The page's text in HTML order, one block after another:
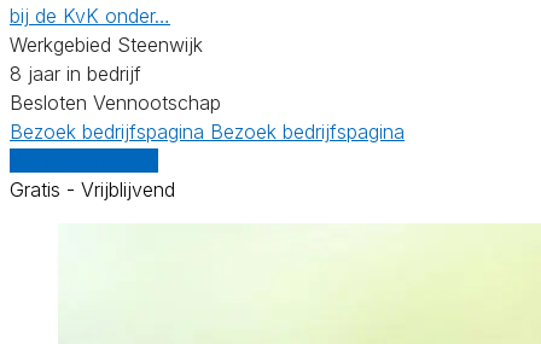
bij de KvK onder…
Werkgebied Steenwijk
8 jaar in bedrijf
Besloten Vennootschap
Bezoek bedrijfspagina Bezoek bedrijfspagina
Gratis - Vrijblijvend